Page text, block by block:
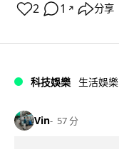
2 1 ↗ 分享
科技娛樂 生活娛樂
Vin 57 分